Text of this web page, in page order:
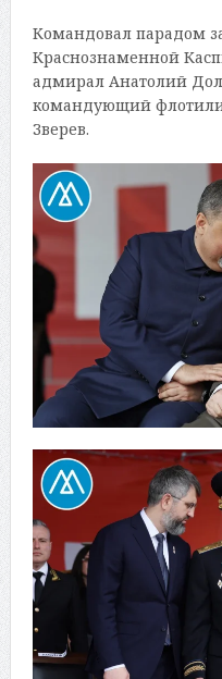
Командовал парадом
Краснознаменной
адмирал Анатолий
командующий
Зверев.